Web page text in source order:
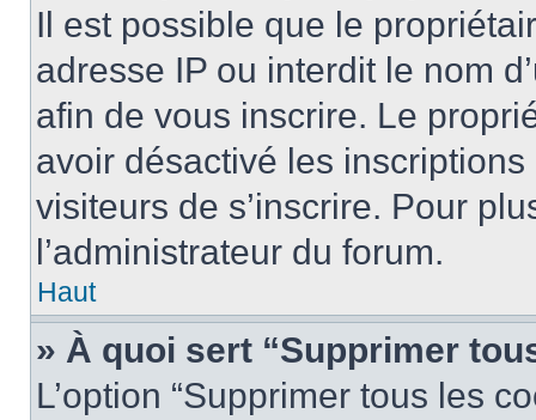
Il est possible que le
adresse IP ou interdit le nom
afin de vous inscrire. Le
avoir désactivé les
visiteurs de s’inscrire. Pour
l’administrateur du forum.
Haut
» À quoi sert “Supprimer
L’option “Supprimer tous les